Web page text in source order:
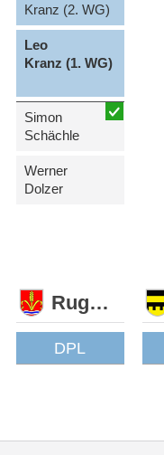
Kranz (2. WG)
Leo
Kranz (1. WG)
Simon
Schächle
Werner
Dolzer
Ruggell
DPL